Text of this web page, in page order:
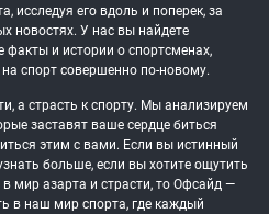
исследуя его вдоль и поперек, за
новостях. У нас вы найдете
факты и истории о спортсменах,
спорт совершенно по-новому.
а страсть к спорту. Мы анализируем
заставят ваше сердце биться
этим с вами. Если вы истинный
больше, если вы хотите ощутить
мир азарта и страсти, то Офсайд —
в наш мир спорта, где каждый